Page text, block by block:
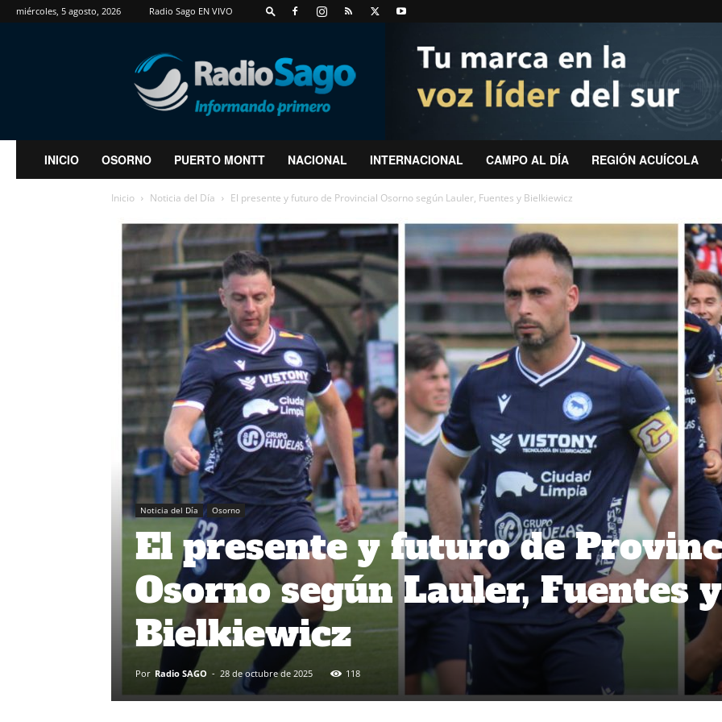
miércoles, 5 agosto, 2026 Radio Sago EN VIVO
RadioSago
INICIO OSORNO PUERTO MONTT NACIONAL INTERNACIONAL CAMPO AL DÍA REGIÓN ACUÍCOLA
Inicio Noticia del Día El presente y futuro de Provincial Osorno según Lauler, Fuentes y Bielkiewicz
Noticia del Día Osorno
El presente y futuro de
Osorno según Lauler, Fuentes y
Bielkiewicz
Por Radio SAGO - 28 de octubre de 2025 118